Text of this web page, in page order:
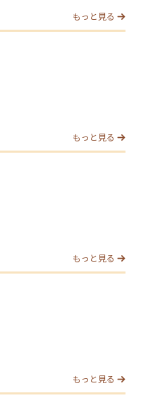
もっと見る
もっと見る
もっと見る
もっと見る